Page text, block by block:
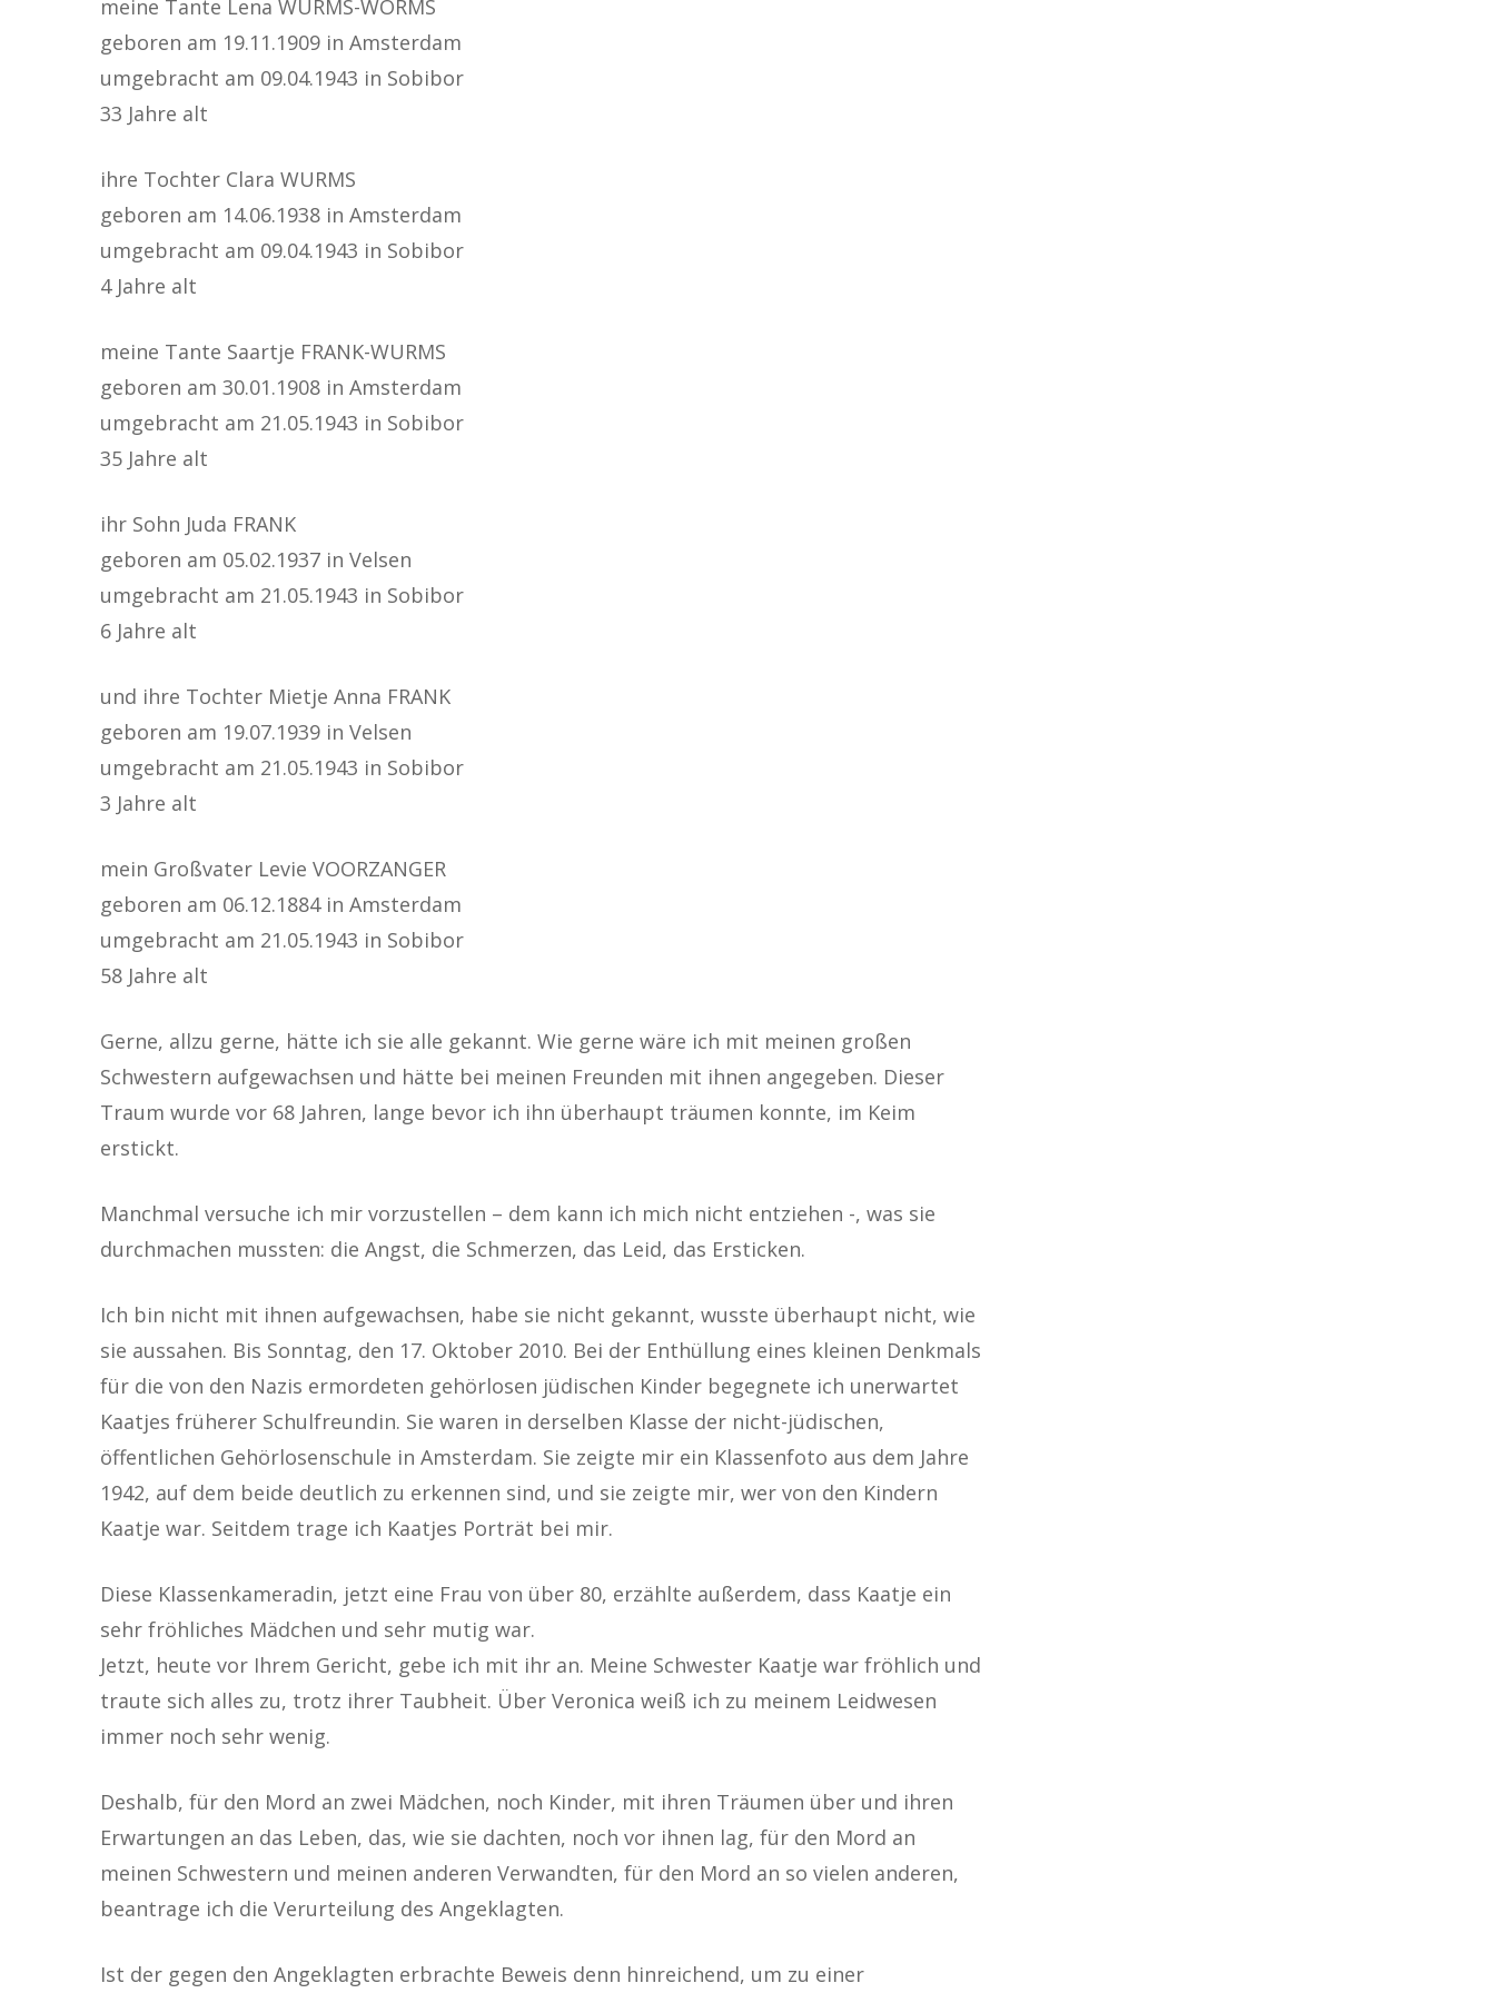
meine Tante Lena WURMS-WORMS
geboren am 19.11.1909 in Amsterdam
umgebracht am 09.04.1943 in Sobibor
33 Jahre alt
ihre Tochter Clara WURMS
geboren am 14.06.1938 in Amsterdam
umgebracht am 09.04.1943 in Sobibor
4 Jahre alt
meine Tante Saartje FRANK-WURMS
geboren am 30.01.1908 in Amsterdam
umgebracht am 21.05.1943 in Sobibor
35 Jahre alt
ihr Sohn Juda FRANK
geboren am 05.02.1937 in Velsen
umgebracht am 21.05.1943 in Sobibor
6 Jahre alt
und ihre Tochter Mietje Anna FRANK
geboren am 19.07.1939 in Velsen
umgebracht am 21.05.1943 in Sobibor
3 Jahre alt
mein Großvater Levie VOORZANGER
geboren am 06.12.1884 in Amsterdam
umgebracht am 21.05.1943 in Sobibor
58 Jahre alt
Gerne, allzu gerne, hätte ich sie alle gekannt. Wie gerne wäre ich mit meinen großen
Schwestern aufgewachsen und hätte bei meinen Freunden mit ihnen angegeben. Dieser
Traum wurde vor 68 Jahren, lange bevor ich ihn überhaupt träumen konnte, im Keim
erstickt.
Manchmal versuche ich mir vorzustellen – dem kann ich mich nicht entziehen -, was sie
durchmachen mussten: die Angst, die Schmerzen, das Leid, das Ersticken.
Ich bin nicht mit ihnen aufgewachsen, habe sie nicht gekannt, wusste überhaupt nicht, wie
sie aussahen. Bis Sonntag, den 17. Oktober 2010. Bei der Enthüllung eines kleinen Denkmals
für die von den Nazis ermordeten gehörlosen jüdischen Kinder begegnete ich unerwartet
Kaatjes früherer Schulfreundin. Sie waren in derselben Klasse der nicht-jüdischen,
öffentlichen Gehörlosenschule in Amsterdam. Sie zeigte mir ein Klassenfoto aus dem Jahre
1942, auf dem beide deutlich zu erkennen sind, und sie zeigte mir, wer von den Kindern
Kaatje war. Seitdem trage ich Kaatjes Porträt bei mir.
Diese Klassenkameradin, jetzt eine Frau von über 80, erzählte außerdem, dass Kaatje ein
sehr fröhliches Mädchen und sehr mutig war.
Jetzt, heute vor Ihrem Gericht, gebe ich mit ihr an. Meine Schwester Kaatje war fröhlich und
traute sich alles zu, trotz ihrer Taubheit. Über Veronica weiß ich zu meinem Leidwesen
immer noch sehr wenig.
Deshalb, für den Mord an zwei Mädchen, noch Kinder, mit ihren Träumen über und ihren
Erwartungen an das Leben, das, wie sie dachten, noch vor ihnen lag, für den Mord an
meinen Schwestern und meinen anderen Verwandten, für den Mord an so vielen anderen,
beantrage ich die Verurteilung des Angeklagten.
Ist der gegen den Angeklagten erbrachte Beweis denn hinreichend, um zu einer